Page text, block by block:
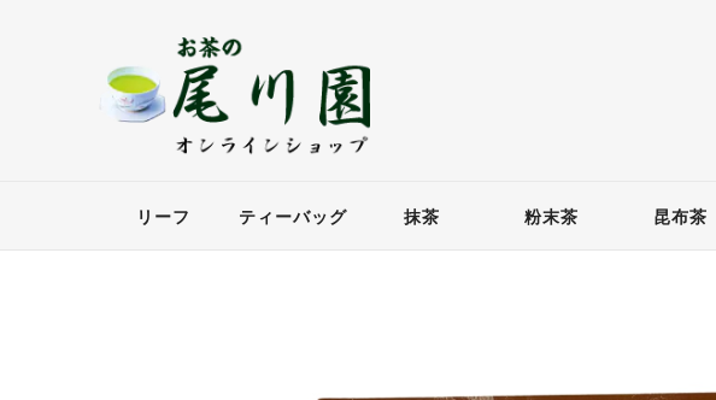
リーフ ティーバッグ 抹茶 粉末茶 昆布茶